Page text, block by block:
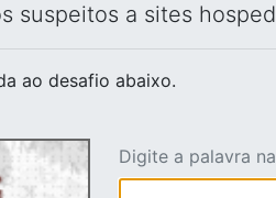
suspeitos a sites
ao desafio abaixo.
Digite a palavra